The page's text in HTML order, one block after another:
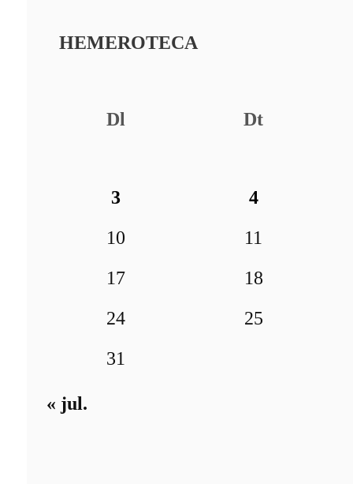
HEMEROTECA
Dl Dt
3
4
10
11
17
18
24
25
31
« jul.